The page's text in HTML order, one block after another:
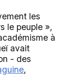
les
le peuple »,
à
avait
- des
,